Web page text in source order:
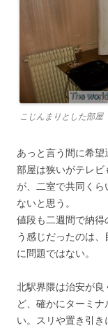
こじんまりとした部屋
あっと言う間に希望
部屋は狭いがテレビ
が、二室で共同くら
ないと思う。
値段も二週間で納
う感じだったのは
に問題ではない。
北駅界隈は治安が
ど、確かにターミ
い。スリや置き引き